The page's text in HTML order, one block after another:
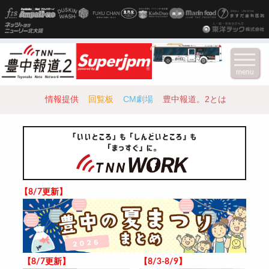
情報提供 回覧板 CM劇場 豊中報道。2とは
【8/7更新】
【8/7更新】 【8/3-8/9】
menu